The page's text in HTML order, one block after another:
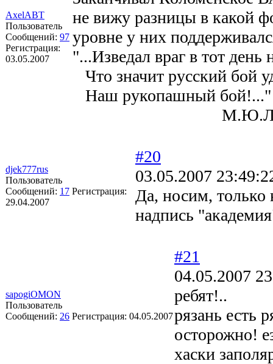
AxelABT
Пользователь
Сообщений: 97
Регистрация:
03.05.2007
не вижу разницы в какой
уровне у них
"...Изведал враг в тот день
Что значит русский бой
Наш рукопашный бой!..."
djek777rus
Пользователь
Сообщений: 17 Регистрация:
29.04.2007
#20
03.05.2007
Да, носим, только
надпись
sapogiOMON
Пользователь
Сообщений: 26 Регистрация: 04.05.2007
#21
04.05.2007
ребят!..
рязань есть
осторожно!
хаски